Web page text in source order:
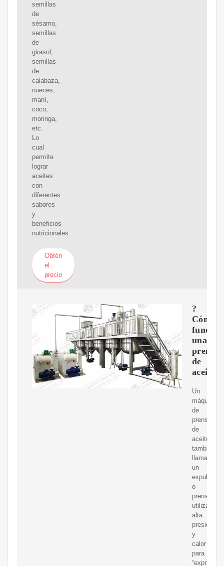
semillas
de
sésamo,
semillas
de
girasol,
semillas
de
calabaza,
nueces,
maní,
coco,
moringa,
etc.
Lo
cual
permite
lograr
aceites
con
diferentes
sabores
y
beneficios
nutricionales.
Obtén
el
precio
?
Cómo
una
prensa
de
aceite?
Un
máquina
de
prensa
de
aceite,
también
llamado
un
expulsor
o
prensa,
utiliza
alta
presión
y
calor
para
“exprimir”